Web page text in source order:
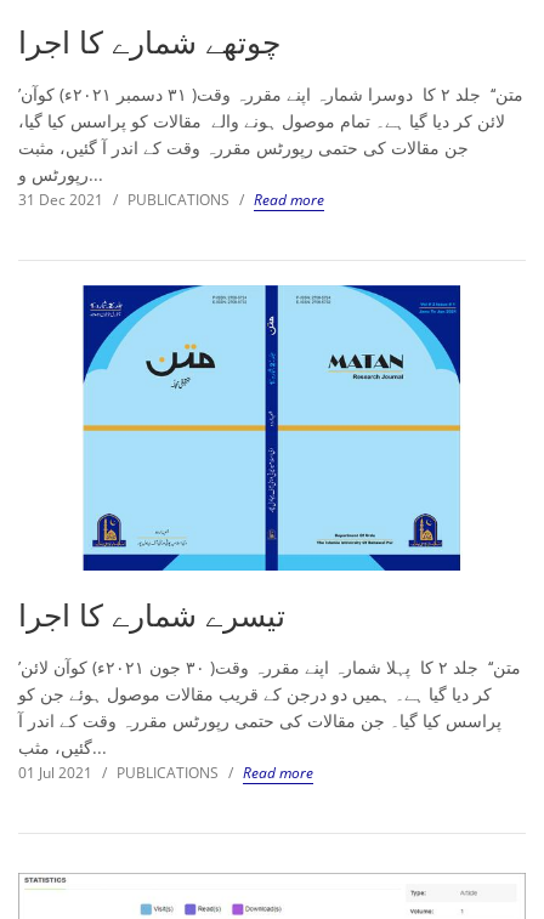
چوتھے شمارے کا اجرا
’متن‘‘ جلد ۲ کا دوسرا شمارہ اپنے مقررہ وقت( ۳۱ دسمبر ۲۰۲۱ء) کوآن
لائن کر دیا گیا ہے۔ تمام موصول ہونے والے مقالات کو پراسس کیا گیا،
جن مقالات کی حتمی رپورٹس مقررہ وقت کے اندر آ گئیں، مثبت
رپورٹس و...
31 Dec 2021 / PUBLICATIONS / Read more
تیسرے شمارے کا اجرا
’متن‘‘ جلد ۲ کا پہلا شمارہ اپنے مقررہ وقت( ۳۰ جون ۲۰۲۱ء) کوآن لائن
کر دیا گیا ہے۔ ہمیں دو درجن کے قریب مقالات موصول ہوئے جن کو
پراسس کیا گیا۔ جن مقالات کی حتمی رپورٹس مقررہ وقت کے اندر آ
گئیں، مثب...
01 Jul 2021 / PUBLICATIONS / Read more